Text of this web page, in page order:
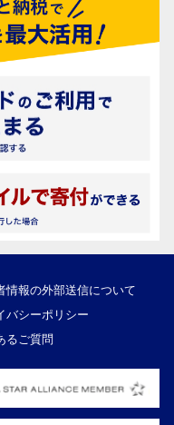
情報の外部送信について
バシーポリシー
るご質問